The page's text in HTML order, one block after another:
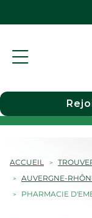
Choisir
ACCUEIL
AUVERGNE-
PHARMACIE